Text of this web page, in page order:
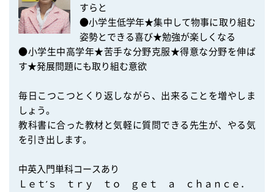
すらと
●小学生低学年★集中して物事に取り組む
姿勢とできる喜び★勉強が楽しくなる
●小学生中高学年★苦手な分野克服★得意な分野を伸ば
す★発展問題にも取り組む意欲
毎日こつこつとくり返しながら、出来ることを増やしま
しょう。
教科書に合った教材と気軽に質問できる先生が、やる気
を引き出します。
中英入門単科コースあり
Ｌｅｔ’ｓ　ｔｒｙ　ｔｏ　ｇｅｔ　ａ　ｃｈａｎｃｅ．